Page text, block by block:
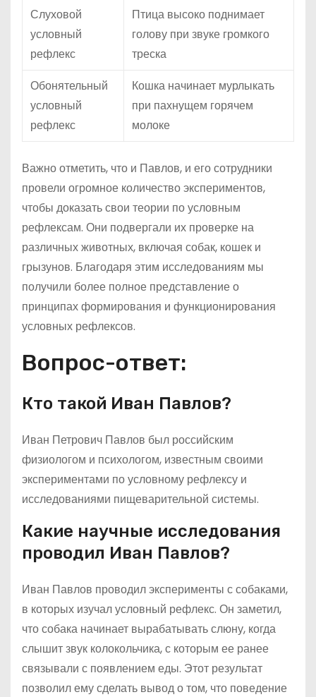
Слуховой
условный
рефлекс
Птица высоко поднимает
голову при звуке громкого
треска
Обонятельный
условный
рефлекс
Кошка начинает мурлыкать
при пахнущем горячем
молоке
Важно отметить, что и Павлов, и его сотрудники
провели огромное количество экспериментов,
чтобы доказать свои теории по условным
рефлексам. Они подвергали их проверке на
различных животных, включая собак, кошек и
грызунов. Благодаря этим исследованиям мы
получили более полное представление о
принципах формирования и функционирования
условных рефлексов.
Вопрос-ответ:
Кто такой Иван Павлов?
Иван Петрович Павлов был российским
физиологом и психологом, известным своими
экспериментами по условному рефлексу и
исследованиями пищеварительной системы.
Какие научные исследования
проводил Иван Павлов?
Иван Павлов проводил эксперименты с собаками,
в которых изучал условный рефлекс. Он заметил,
что собака начинает вырабатывать слюну, когда
слышит звук колокольчика, с которым ее ранее
связывали с появлением еды. Этот результат
позволил ему сделать вывод о том, что поведение